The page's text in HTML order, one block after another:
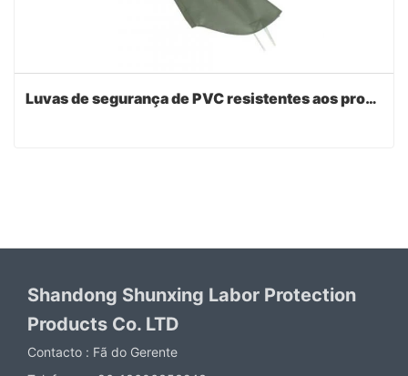
Luvas de segurança de PVC resistentes aos produtos químicos
Shandong Shunxing Labor Protection
Products Co. LTD
Contacto : Fã do Gerente